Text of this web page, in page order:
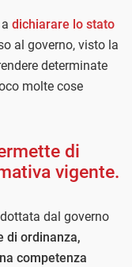
dichiarare lo stato
al governo, visto la
determinate
molte cose
di
vigente.
dal governo
di ordinanza,
competenza